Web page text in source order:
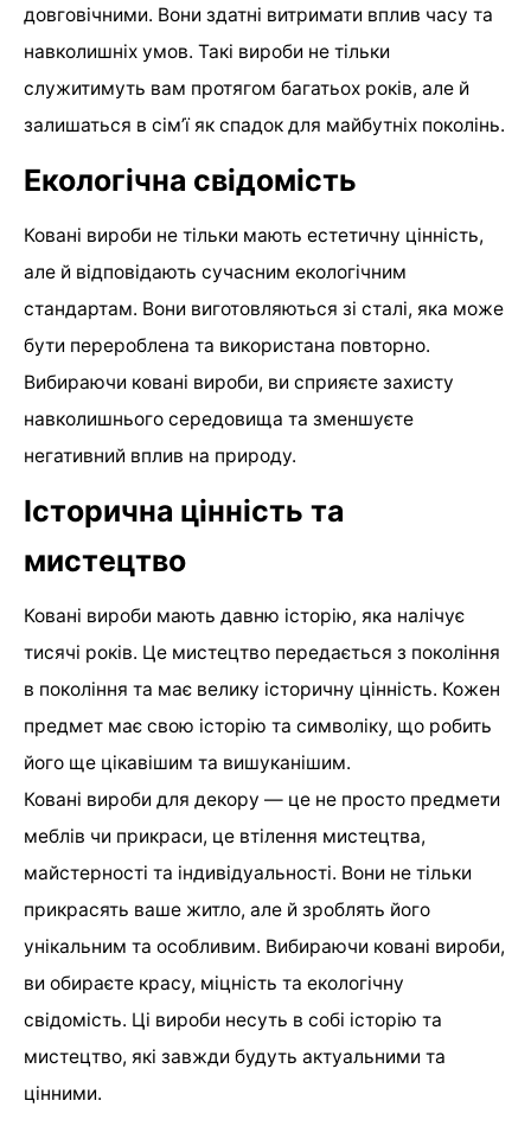
довговічними. Вони здатні витримати вплив часу та
навколишніх умов. Такі вироби не тільки
служитимуть вам протягом багатьох років, але й
залишаться в сім’ї як спадок для майбутніх поколінь.
Екологічна свідомість
Ковані вироби не тільки мають естетичну цінність,
але й відповідають сучасним екологічним
стандартам. Вони виготовляються зі сталі, яка може
бути перероблена та використана повторно.
Вибираючи ковані вироби, ви сприяєте захисту
навколишнього середовища та зменшуєте
негативний вплив на природу.
Історична цінність та
мистецтво
Ковані вироби мають давню історію, яка налічує
тисячі років. Це мистецтво передається з покоління
в покоління та має велику історичну цінність. Кожен
предмет має свою історію та символіку, що робить
його ще цікавішим та вишуканішим.
Ковані вироби для декору — це не просто предмети
меблів чи прикраси, це втілення мистецтва,
майстерності та індивідуальності. Вони не тільки
прикрасять ваше житло, але й зроблять його
унікальним та особливим. Вибираючи ковані вироби,
ви обираєте красу, міцність та екологічну
свідомість. Ці вироби несуть в собі історію та
мистецтво, які завжди будуть актуальними та
цінними.